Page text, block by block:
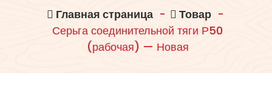
Главная страница- Товар-
Серьга соединительной тяги Р50
(рабочая) — Новая